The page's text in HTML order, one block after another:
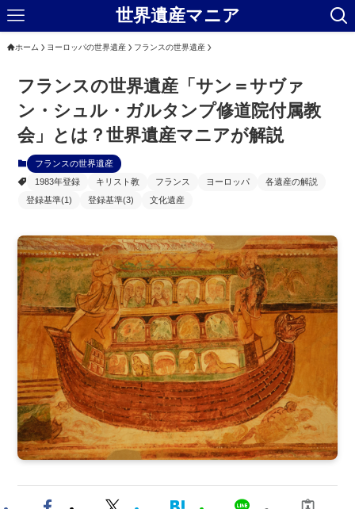
世界遺産マニア
ホーム ヨーロッパの世界遺産 フランスの世界遺産
フランスの世界遺産「サン＝サヴァ
ン・シュル・ガルタンプ修道院付属教
会」とは？世界遺産マニアが解説
フランスの世界遺産
1983年登録
キリスト教 フランス ヨーロッパ
各遺産の解説
登録基準(1)
登録基準(3) 文化遺産